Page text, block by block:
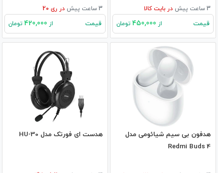
3 ساعت پیش در بایت کالا
قیمت از تومان
3 ساعت پیش در ری 20
قیمت از تومان
هدفون بی سیم شیائومی مدل
Redmi Buds 4
هدست ای فورتک مدل HU-30